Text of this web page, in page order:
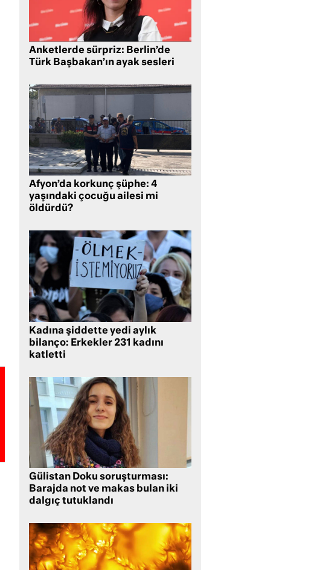
Anketlerde sürpriz: Berlin’de
Türk Başbakan’ın ayak sesleri
Afyon’da korkunç şüphe: 4
yaşındaki çocuğu ailesi mi
öldürdü?
Kadına şiddette yedi aylık
bilanço: Erkekler 231 kadını
katletti
Gülistan Doku soruşturması:
Barajda not ve makas bulan iki
dalgıç tutuklandı